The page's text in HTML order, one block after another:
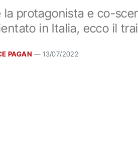
la protagonista e co-
in Italia, ecco il
PAGAN —13/07/2022